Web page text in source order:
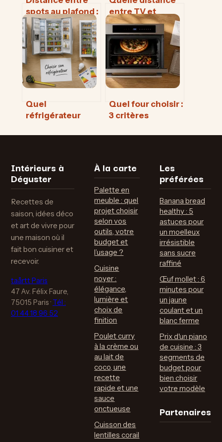
spots au plafond :
la règle des 1,20
m pour un
éclairage parfait
entre TV et
canapé ? Calculs
et règles pour un
confort visuel
optimal
Quel
réfrigérateur
silence et
conservation
optimale
Quel four choisir :
3 critères
transformer vos
Intérieurs à
Déguster
Recettes de
saison, idées déco
et art de vivre pour
une maison où il
fait bon cuisiner et
recevoir.
taårtt Paris
47 Av. Félix Faure,
75015 Paris · Tél :
01 44 18 96 52
À la carte
Palette en
meuble : quel
projet choisir
selon vos
outils, votre
budget et
l’usage ?
Cuisine
noyer :
élégance,
lumière et
choix de
finition
Poulet curry
à la crème ou
au lait de
coco, une
recette
rapide et une
sauce
onctueuse
Cuisson des
lentilles corail
Les
préférées
Banana bread
healthy : 5
astuces pour
un moelleux
irrésistible
sans sucre
raffiné
Œuf mollet : 6
minutes pour
un jaune
coulant et un
blanc ferme
Prix d'un piano
de cuisine : 3
segments de
budget pour
bien choisir
votre modèle
Partenaires